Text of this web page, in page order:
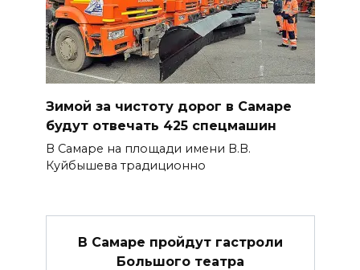
Зимой за чистоту дорог в Самаре
будут отвечать 425 спецмашин
В Самаре на площади имени В.В.
Куйбышева традиционно
В Самаре пройдут гастроли
Большого театра